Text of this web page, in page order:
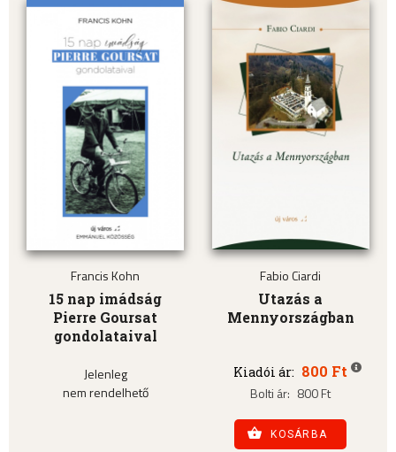
Francis Kohn
15 nap imádság
Pierre Goursat
gondolataival
Jelenleg
nem rendelhető
Fabio Ciardi
Utazás a
Mennyországban
Kiadói ár: 800 Ft
Bolti ár: 800 Ft
KOSÁRBA